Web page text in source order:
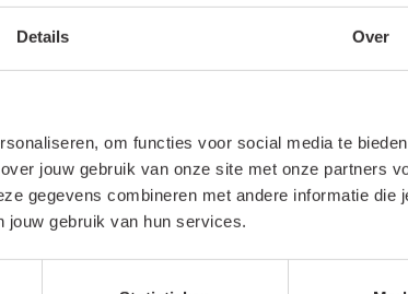
Details Over
om functies voor social media te
jouw gebruik van onze site met onze partners
gegevens combineren met andere informatie die
gebruik van hun services.
RJ45
Stekker